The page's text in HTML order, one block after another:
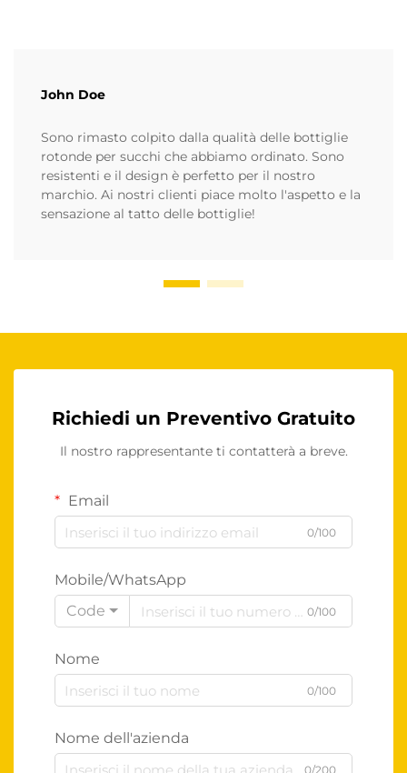
John Doe
Sono rimasto colpito dalla qualità delle bottiglie
rotonde per succhi che abbiamo ordinato. Sono
resistenti e il design è perfetto per il nostro
marchio. Ai nostri clienti piace molto l'aspetto e la
sensazione al tatto delle bottiglie!
Richiedi un Preventivo Gratuito
Il nostro rappresentante ti contatterà a breve.
Email
0/100
Mobile/WhatsApp
Code
0/100
Nome
0/100
Nome dell'azienda
0/200